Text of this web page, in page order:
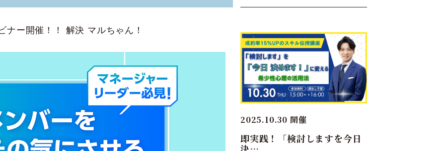
ナー開催！！ 解決 マルちゃん！
2025.10.30 開催
即実践！「検討しますを今日